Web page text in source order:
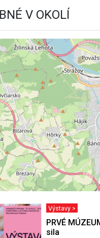
V OKOLÍ
Výstavy >
PRVÉ
sila